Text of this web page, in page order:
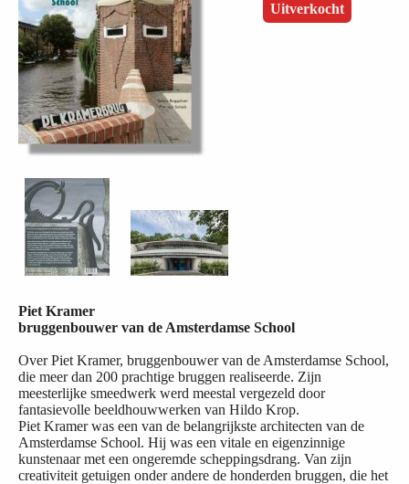
Uitverkocht
Piet Kramer
bruggenbouwer van de Amsterdamse School
Over Piet Kramer, bruggenbouwer van de Amsterdamse School,
die meer dan 200 prachtige bruggen realiseerde. Zijn
meesterlijke smeedwerk werd meestal vergezeld door
fantasievolle beeldhouwwerken van Hildo Krop.
Piet Kramer was een van de belangrijkste architecten van de
Amsterdamse School. Hij was een vitale en eigenzinnige
kunstenaar met een ongeremde scheppingsdrang. Van zijn
creativiteit getuigen onder andere de honderden bruggen, die het